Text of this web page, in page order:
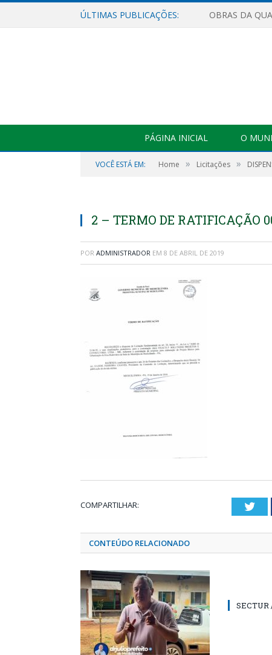
ÚLTIMAS PUBLICAÇÕES:
PÁGINA INICIAL O
VOCÊ ESTÁ EM: Home » Licitações »
2 – TERMO DE RATIFICAÇÃO
POR ADMINISTRADOR EM 8 DE ABRIL DE 2019
COMPARTILHAR:
CONTEÚDO RELACIONADO